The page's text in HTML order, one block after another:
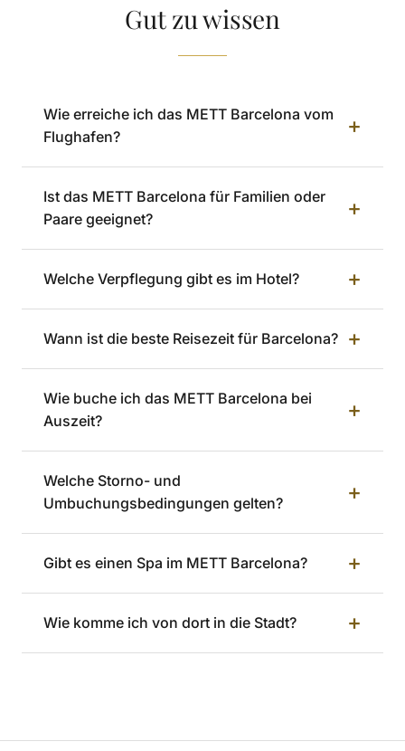
Gut zu wissen
Wie erreiche ich das METT Barcelona vom
Flughafen?
+
Ist das METT Barcelona für Familien oder
Paare geeignet?
+
Welche Verpflegung gibt es im Hotel? +
Wann ist die beste Reisezeit für Barcelona? +
Wie buche ich das METT Barcelona bei
Auszeit?
+
Welche Storno- und
Umbuchungsbedingungen gelten?
+
Gibt es einen Spa im METT Barcelona? +
Wie komme ich von dort in die Stadt? +